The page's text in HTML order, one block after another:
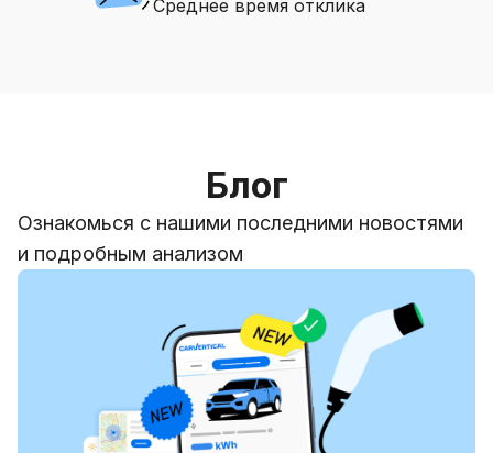
Среднее время отклика
Блог
Ознакомься с нашими последними новостями
и подробным анализом